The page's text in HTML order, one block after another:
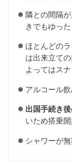
隣との間隔
きでもゆっ
ほとんどの
は出来立て
よってはス
アルコール
出国手続き
いため搭乗
シャワーが